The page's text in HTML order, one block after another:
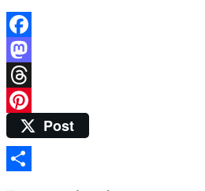
Facebook
Mastodon
Threads
PinterestPost